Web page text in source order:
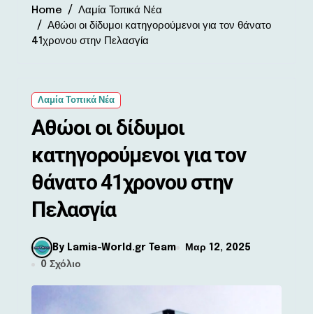
Home
Λαμία Τοπικά Νέα
Αθώοι οι δίδυμοι κατηγορούμενοι για τον θάνατο
41χρονου στην Πελασγία
Λαμία Τοπικά Νέα
Αθώοι οι δίδυμοι
κατηγορούμενοι για τον
θάνατο 41χρονου στην
Πελασγία
By Lamia-World.gr Team
Μαρ 12, 2025
0 Σχόλιο